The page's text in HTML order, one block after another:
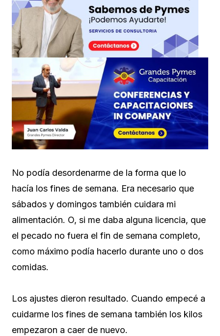
No podía desordenarme de la forma que lo
hacía los fines de semana. Era necesario que
sábados y domingos también cuidara mi
alimentación. O, si me daba alguna licencia, que
el pecado no fuera el fin de semana completo,
como máximo podía hacerlo durante uno o dos
comidas.
Los ajustes dieron resultado. Cuando empecé a
cuidarme los fines de semana también los kilos
empezaron a caer de nuevo.